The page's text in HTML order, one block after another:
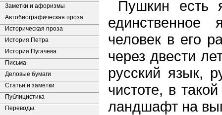
Заметки и афоризмы
Автобиографическая проза
Историческая проза
История Петра
История Пугачева
Письма
Деловые бумаги
Статьи и заметки
Публицистика
Переводы
Пушкин есть
единственное
человек в его
через двести
русский язык,
чистоте, в
ландшафт на